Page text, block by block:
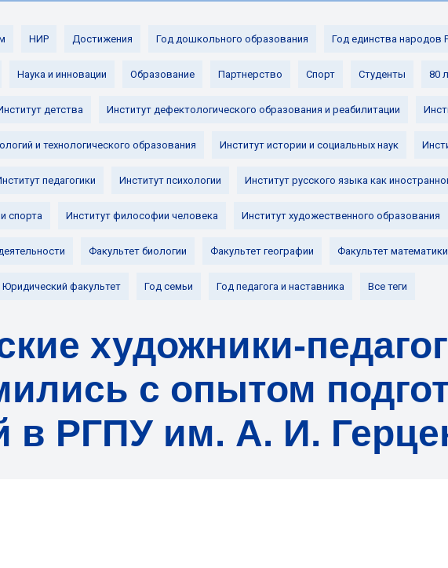
НИР Достижения Год дошкольного образования Год единства народов
Наука и инновации Образование Партнерство Спорт Студенты 80
детства Институт дефектологического образования и реабилитации
и технологического образования Институт истории и социальных наук
педагогики Институт психологии Институт русского языка как
спорта Институт философии человека Институт художественного образования
Факультет биологии Факультет географии Факультет математики
Юридический факультет Год семьи Год педагога и наставника Все теги
художники-
с опытом
в РГПУ им. А. И.